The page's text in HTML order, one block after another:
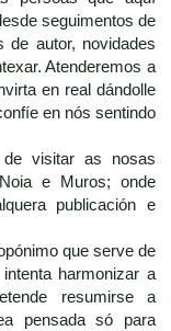
seguimentos de
de autor, novidades
Atenderemos a
en real dándolle
en nós sentindo
visitar as nosas
e Muros; onde
publicación e
que serve de
harmonizar a
resumirse a
pensada só para